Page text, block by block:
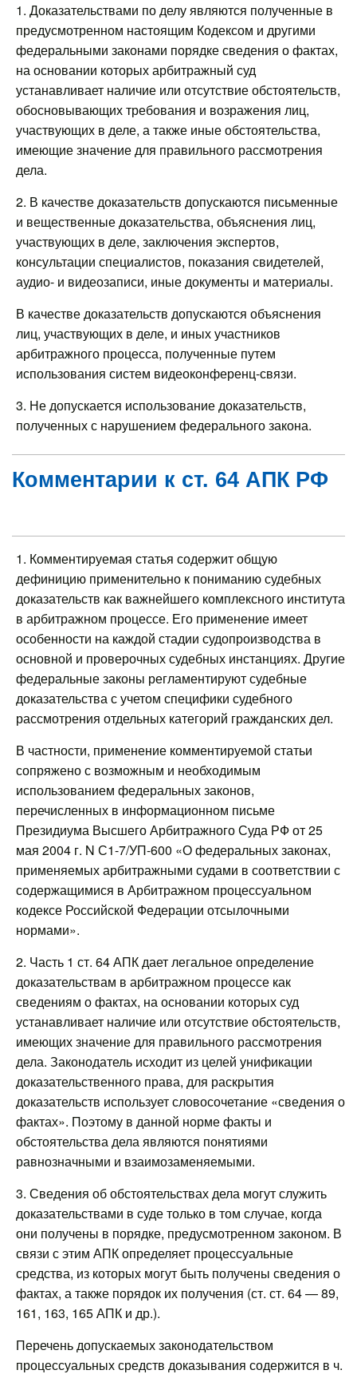
1. Доказательствами по делу являются полученные в
предусмотренном настоящим Кодексом и другими
федеральными законами порядке сведения о фактах,
на основании которых арбитражный суд
устанавливает наличие или отсутствие обстоятельств,
обосновывающих требования и возражения лиц,
участвующих в деле, а также иные обстоятельства,
имеющие значение для правильного рассмотрения
дела.
2. В качестве доказательств допускаются письменные
и вещественные доказательства, объяснения лиц,
участвующих в деле, заключения экспертов,
консультации специалистов, показания свидетелей,
аудио- и видеозаписи, иные документы и материалы.
В качестве доказательств допускаются объяснения
лиц, участвующих в деле, и иных участников
арбитражного процесса, полученные путем
использования систем видеоконференц-связи.
3. Не допускается использование доказательств,
полученных с нарушением федерального закона.
Комментарии к ст. 64 АПК РФ
1. Комментируемая статья содержит общую
дефиницию применительно к пониманию судебных
доказательств как важнейшего комплексного института
в арбитражном процессе. Его применение имеет
особенности на каждой стадии судопроизводства в
основной и проверочных судебных инстанциях. Другие
федеральные законы регламентируют судебные
доказательства с учетом специфики судебного
рассмотрения отдельных категорий гражданских дел.
В частности, применение комментируемой статьи
сопряжено с возможным и необходимым
использованием федеральных законов,
перечисленных в информационном письме
Президиума Высшего Арбитражного Суда РФ от 25
мая 2004 г. N С1-7/УП-600 «О федеральных законах,
применяемых арбитражными судами в соответствии с
содержащимися в Арбитражном процессуальном
кодексе Российской Федерации отсылочными
нормами».
2. Часть 1 ст. 64 АПК дает легальное определение
доказательствам в арбитражном процессе как
сведениям о фактах, на основании которых суд
устанавливает наличие или отсутствие обстоятельств,
имеющих значение для правильного рассмотрения
дела. Законодатель исходит из целей унификации
доказательственного права, для раскрытия
доказательств использует словосочетание «сведения о
фактах». Поэтому в данной норме факты и
обстоятельства дела являются понятиями
равнозначными и взаимозаменяемыми.
3. Сведения об обстоятельствах дела могут служить
доказательствами в суде только в том случае, когда
они получены в порядке, предусмотренном законом. В
связи с этим АПК определяет процессуальные
средства, из которых могут быть получены сведения о
фактах, а также порядок их получения (ст. ст. 64 — 89,
161, 163, 165 АПК и др.).
Перечень допускаемых законодательством
процессуальных средств доказывания содержится в ч.